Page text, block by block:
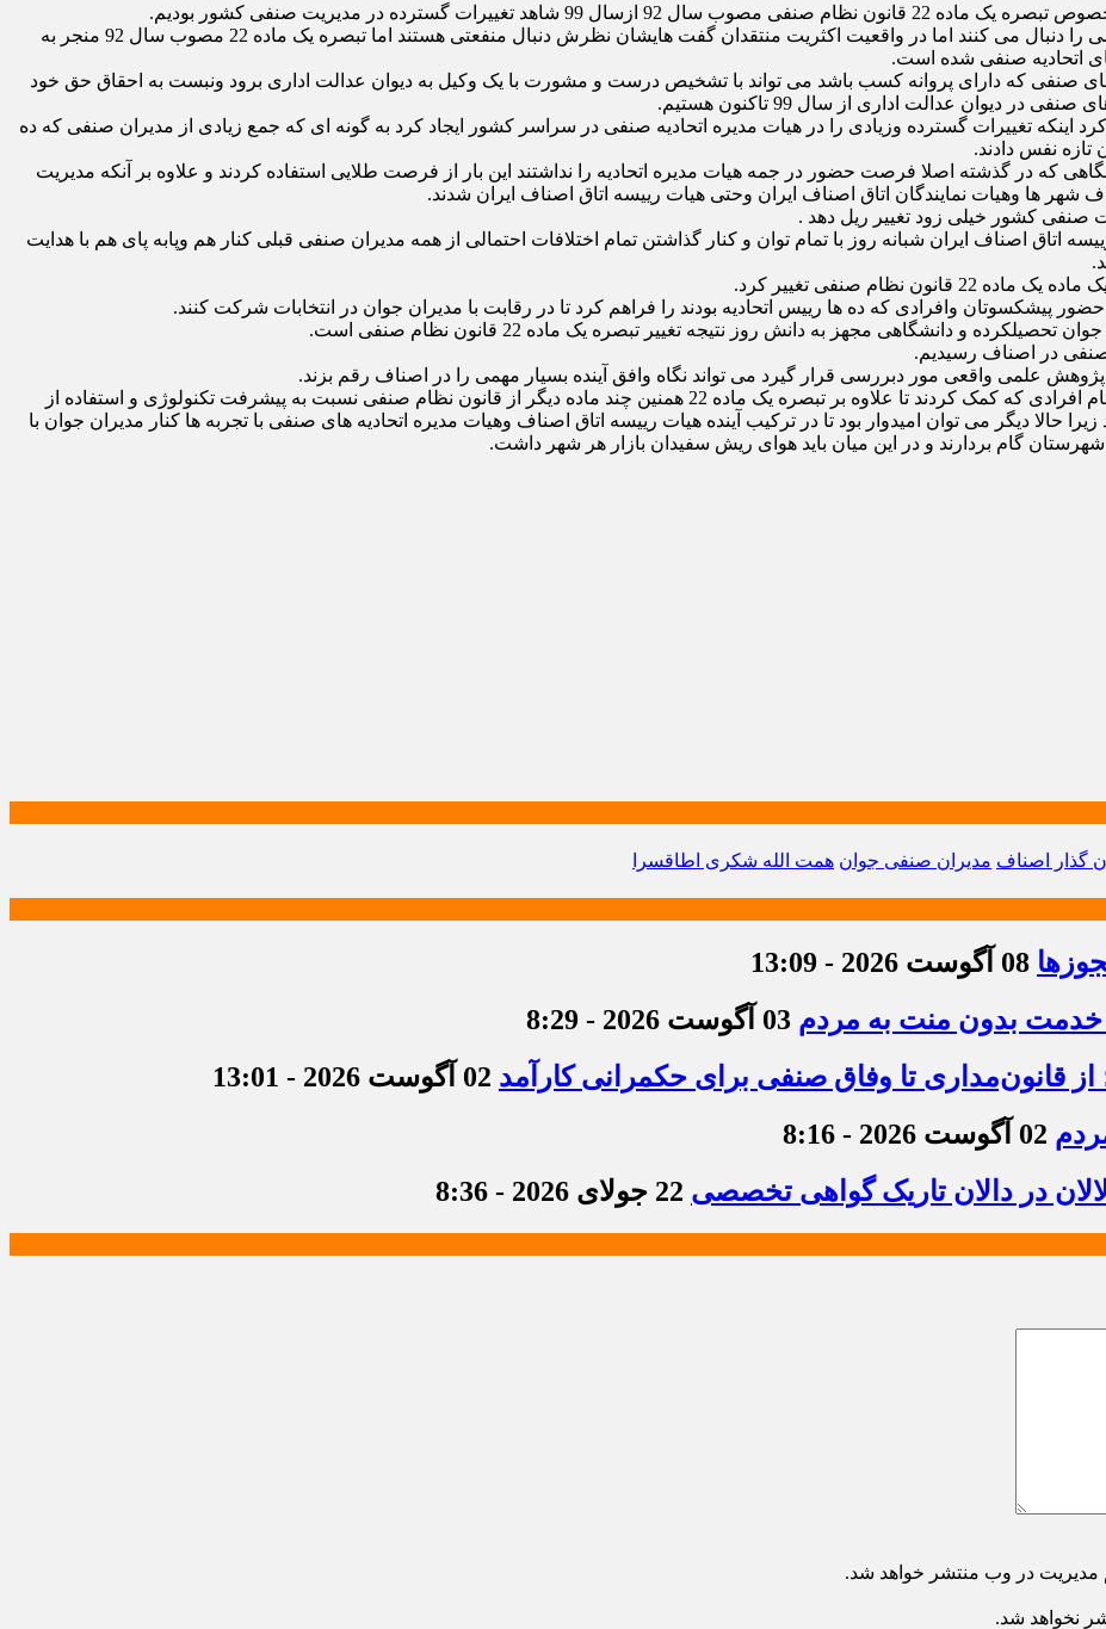
گسترده در مدیریت صنفی کشور بودیم.
فارغ از تمام اظهار نظرهای که بدون شک به نوعی منفعت شخصی را دنبال می کنند اما در واقعیت اکثریت منتقدان گفت هایشان نظرش دنبال منفعتی هستند اما تبصره یک ماده 22 مصوب سال 92 منجر به
اتحادیه صنفی شده است.
صنفی که دارای پروانه کسب باشد می تواند با تشخیص درست و مشورت با یک وکیل به دیوان عدالت اداری برود ونبست به احقاق حق خود
عدالت اداری از سال 99 تاکنون هستیم.
تغییرات گسترده وزیادی را در هیات مدیره اتحادیه صنفی در سراسر کشور ایجاد کرد به گونه ای که جمع زیادی از مدیران صنفی که ده
تازه نفس دادند.
که در گذشته اصلا فرصت حضور در جمه هیات مدیره اتحادیه را نداشتند این بار از فرصت طلایی استفاده کردند و علاوه بر آنکه مدیریت
شهر ها وهیات نمایندگان اتاق اصناف ایران وحتی هیات رییسه اتاق اصناف ایران شدند.
صنفی کشور خیلی زود تغییر ریل دهد .
اصناف ایران شبانه روز با تمام توان و کنار گذاشتن تمام اختلافات احتمالی از همه مدیران صنفی قبلی کنار هم وپابه پای هم با هدایت
نظام صنفی تغییر کرد.
و دانشگاهی مجهز به دانش روز نتیجه تغییر تبصره یک ماده 22 قانون نظام صنفی است.
صنفی در اصناف رسیدیم.
علمی واقعی مور دبررسی قرار گیرد می تواند نگاه وافق آینده بسیار مهمی را در اصناف رقم بزند.
جا دارد از رییس سابق و هیات رییسه وقت اتاق اصناف ایران وتمام افرادی که کمک کردند تا علاوه بر تبصره یک ماده 22 همنین چند ماده دیگر از قانون نظام صنفی نسبت به پیشرفت تکنولوژی و استفاده از
حالا دیگر می توان امیدوار بود تا در ترکیب آینده هیات رییسه اتاق اصناف وهیات مدیره اتحادیه های صنفی با تجربه ها کنار مدیران جوان با
گام بردارند و در این میان باید هوای ریش سفیدان بازار هر شهر داشت.
گذار اصناف مدیران صنفی جوان همت الله شکری اطاقسرا
08 آگوست 2026 - 13:09
خدمت بدون منت به مردم 03 آگوست 2026 - 8:29
قانون‌مداری تا وفاق صنفی برای حکمرانی کارآمد 02 آگوست 2026 - 13:01
02 آگوست 2026 - 8:16
در دالان تاریک گواهی تخصصی 22 جولای 2026 - 8:36
مدیریت در وب منتشر خواهد شد.
نخواهد شد.